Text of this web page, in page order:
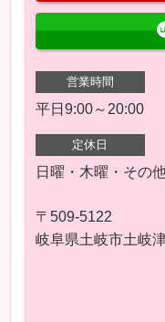
営業時間
平日9:00～20:00
定休日
日曜・木曜・その
〒509-5122
岐阜県土岐市土岐